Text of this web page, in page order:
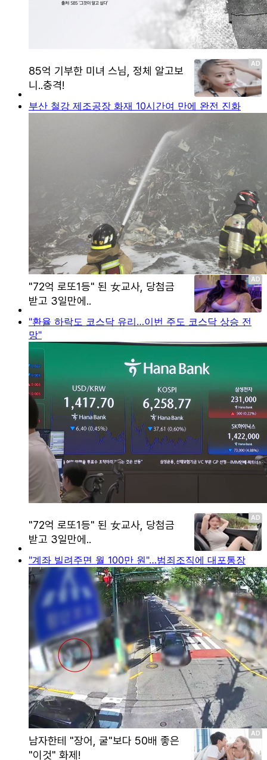
부산 철강 제조공장 화재 10시간여 만에 완전 진화
"환율 하락도 코스닥 유리…이번 주도 코스닥 상승 전
망"
"계좌 빌려주면 월 100만 원"…범죄조직에 대포통장